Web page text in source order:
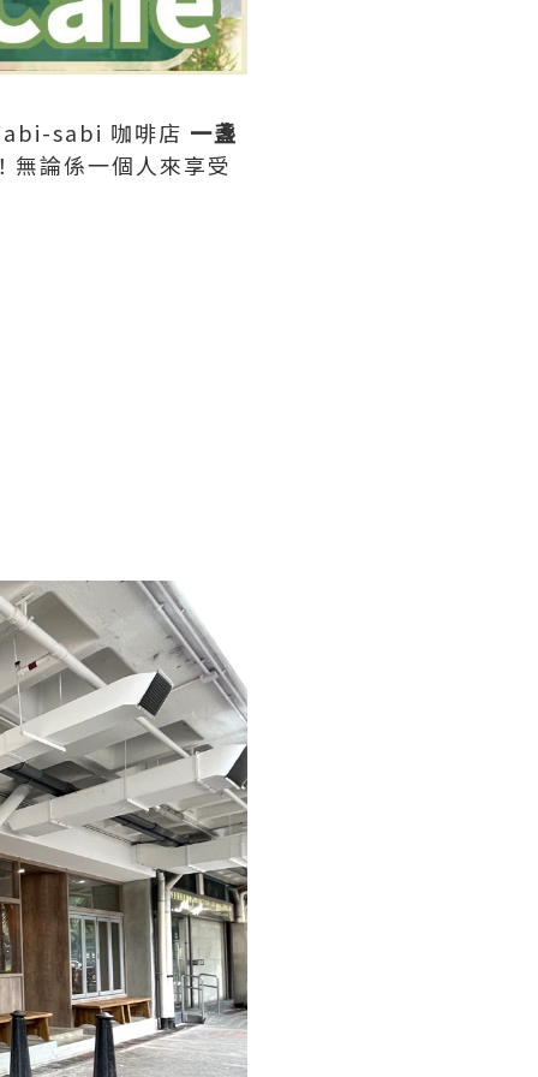
sabi 咖啡店 一盞
無論係一個人來享受